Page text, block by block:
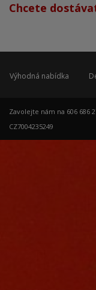
Chcete
Výhodná nabídka
Zavolejte nám na 606 686
CZ7004235249